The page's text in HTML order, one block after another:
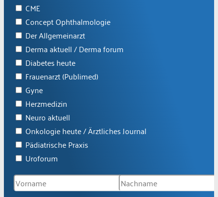
CME
Concept Ophthalmologie
Der Allgemeinarzt
Derma aktuell / Derma forum
Diabetes heute
Frauenarzt (Publimed)
Gyne
Herzmedizin
Neuro aktuell
Onkologie heute / Ärztliches Journal
Pädiatrische Praxis
Uroforum